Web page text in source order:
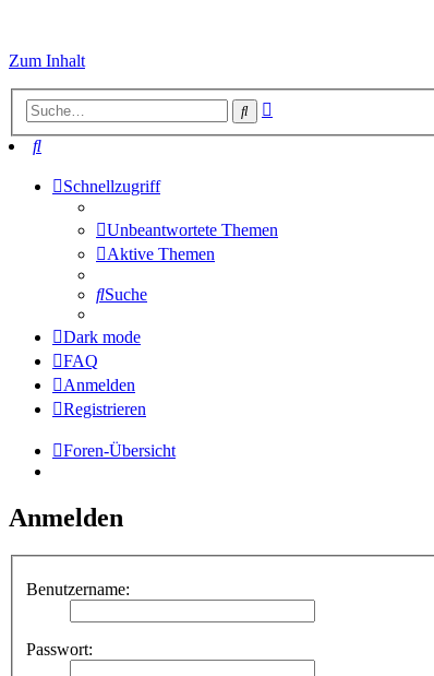
Zum Inhalt
Suche
Suche
Schnellzugriff
Unbeantwortete Themen
Aktive Themen
Suche
Dark mode
FAQ
Anmelden
Registrieren
Foren-Übersicht
Anmelden
Benutzername:
Passwort: